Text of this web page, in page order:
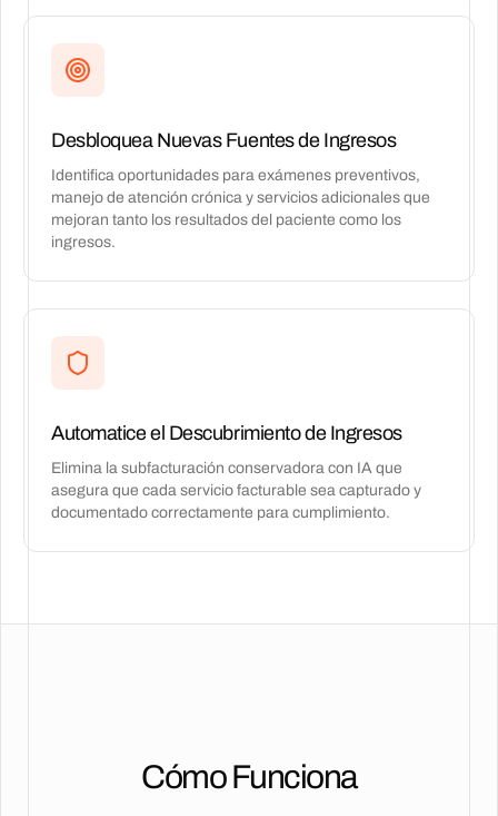
Desbloquea Nuevas Fuentes de Ingresos
Identifica oportunidades para exámenes preventivos,
manejo de atención crónica y servicios adicionales que
mejoran tanto los resultados del paciente como los
ingresos.
Automatice el Descubrimiento de Ingresos
Elimina la subfacturación conservadora con IA que
asegura que cada servicio facturable sea capturado y
documentado correctamente para cumplimiento.
Cómo Funciona